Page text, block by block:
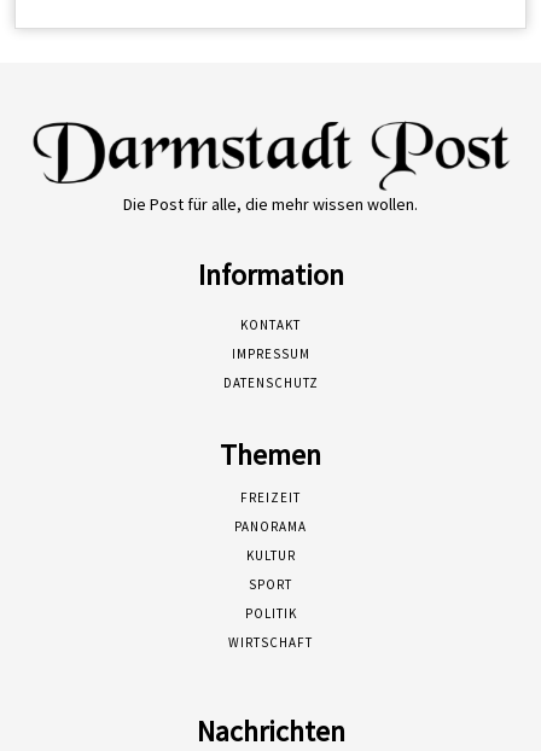
Die Post für alle, die mehr wissen wollen.
Information
KONTAKT
IMPRESSUM
DATENSCHUTZ
Themen
FREIZEIT
PANORAMA
KULTUR
SPORT
POLITIK
WIRTSCHAFT
Nachrichten